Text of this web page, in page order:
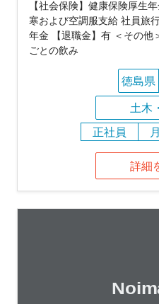
【社会保険】健康保険厚生
寒および空調服支給 社員旅
年金 【退職金】有 ＜その他
ごとの飲み
徳島県
土木
正社員
詳細